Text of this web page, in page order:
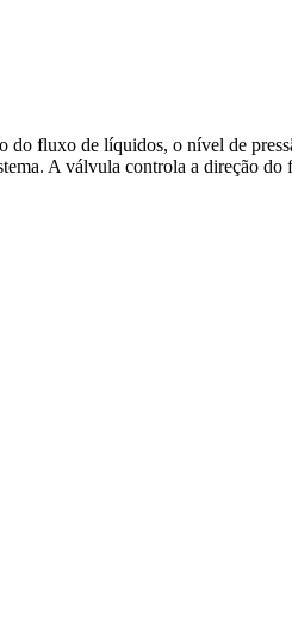
fluxo de líquidos, o nível de
A válvula controla a direção